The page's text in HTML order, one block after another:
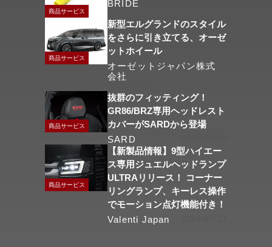
商品サービス
BRIDE
商品サービス
新型エルグランドのスタイル
をさらに引き立てる、オーゼ
ットホイール
オーゼットジャパン株式
会社
商品サービス
抜群のフィッティング！
GR86/BRZ専用ヘッドレスト
カバーがSARDから登場
SARD
商品サービス
【新製品情報】9型ハイエー
ス専用ジュエルヘッドランプ
ULTRAリリース！ コーナー
リングランプ、キーレス操作
でモーション点灯機能付き！
Valenti Japan